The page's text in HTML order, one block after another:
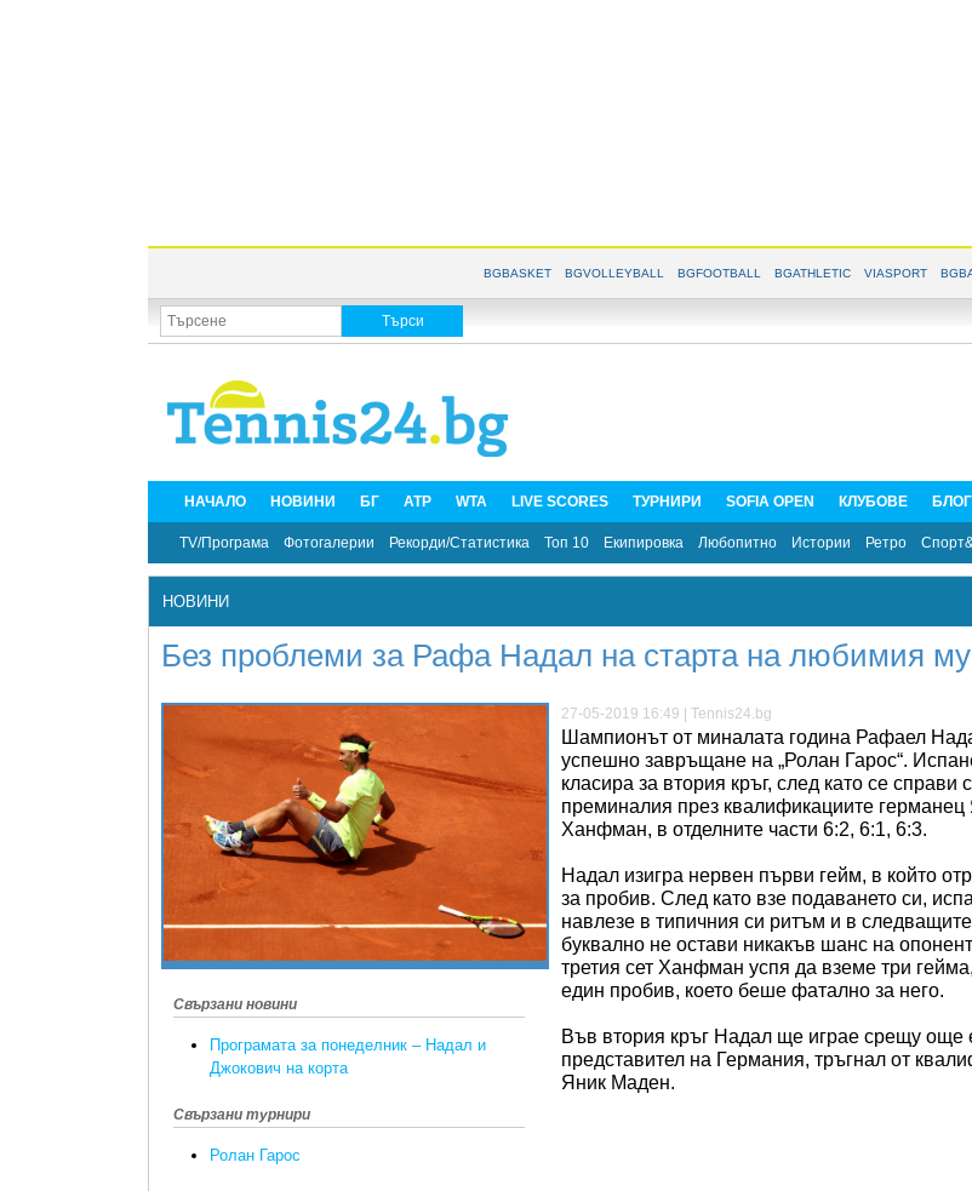
BGBASKET BGVOLLEYBALL BGFOOTBALL BGATHLETIC VIASPORT
НАЧАЛО НОВИНИ БГ ATP WTA LIVE SCORES ТУРНИРИ SOFIA OPEN КЛУБОВЕ БЛОГ
TV/Програма Фотогалерии Рекорди/Статистика Топ 10 Екипировка Любопитно Истории Ретро
НОВИНИ
Без проблеми за Рафа Надал на старта на любимия
Свързани новини
Програмата за понеделник – Надал и
Джокович на корта
Свързани турнири
Ролан Гарос
27-05-2019 16:49 | Tennis24.bg
Шампионът от миналата година Рафаел
успешно завръщане на „Ролан Гарос“.
класира за втория кръг, след като се справи
преминалия през квалификациите германец
Ханфман, в отделните части 6:2, 6:1, 6:3.
Надал изигра нервен първи гейм, в който
за пробив. След като взе подаването си,
навлезе в типичния си ритъм и в
буквално не остави никакъв шанс на
третия сет Ханфман успя да вземе три
един пробив, което беше фатално за него.
Във втория кръг Надал ще играе срещу още
представител на Германия, тръгнал от
Яник Маден.